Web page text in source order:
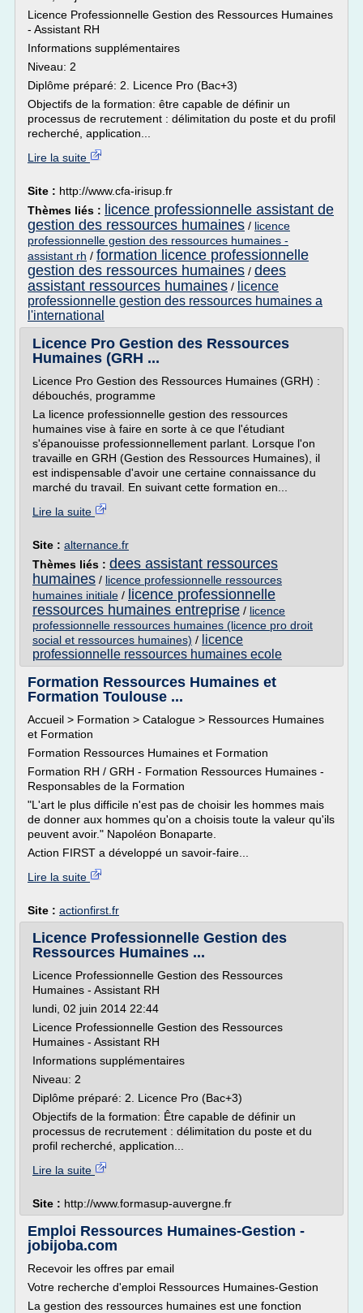
Licence Professionnelle Gestion des Ressources Humaines
- Assistant RH
Informations supplémentaires
Niveau: 2
Diplôme préparé: 2. Licence Pro (Bac+3)
Objectifs de la formation: être capable de définir un
processus de recrutement : délimitation du poste et du profil
recherché, application...
Lire la suite
Site : http://www.cfa-irisup.fr
Thèmes liés :
licence professionnelle assistant de
gestion des ressources humaines / licence
professionnelle gestion des ressources humaines -
assistant rh / formation licence professionnelle
gestion des ressources humaines / dees
assistant ressources humaines / licence
professionnelle gestion des ressources humaines a
l'international
Licence Pro Gestion des Ressources
Humaines (GRH ...
Licence Pro Gestion des Ressources Humaines (GRH) :
débouchés, programme
La licence professionnelle gestion des ressources
humaines vise à faire en sorte à ce que l'étudiant
s'épanouisse professionnellement parlant. Lorsque l'on
travaille en GRH (Gestion des Ressources Humaines), il
est indispensable d'avoir une certaine connaissance du
marché du travail. En suivant cette formation en...
Lire la suite
Site : alternance.fr
Thèmes liés : dees assistant ressources
humaines / licence professionnelle ressources
humaines initiale / licence professionnelle
ressources humaines entreprise / licence
professionnelle ressources humaines (licence pro droit
social et ressources humaines) / licence
professionnelle ressources humaines ecole
Formation Ressources Humaines et
Formation Toulouse ...
Accueil > Formation > Catalogue > Ressources Humaines
et Formation
Formation Ressources Humaines et Formation
Formation RH / GRH - Formation Ressources Humaines -
Responsables de la Formation
"L'art le plus difficile n'est pas de choisir les hommes mais
de donner aux hommes qu'on a choisis toute la valeur qu'ils
peuvent avoir." Napoléon Bonaparte.
Action FIRST a développé un savoir-faire...
Lire la suite
Site : actionfirst.fr
Licence Professionnelle Gestion des
Ressources Humaines ...
Licence Professionnelle Gestion des Ressources
Humaines - Assistant RH
lundi, 02 juin 2014 22:44
Licence Professionnelle Gestion des Ressources
Humaines - Assistant RH
Informations supplémentaires
Niveau: 2
Diplôme préparé: 2. Licence Pro (Bac+3)
Objectifs de la formation: Être capable de définir un
processus de recrutement : délimitation du poste et du
profil recherché, application...
Lire la suite
Site : http://www.formasup-auvergne.fr
Emploi Ressources Humaines-Gestion -
jobijoba.com
Recevoir les offres par email
Votre recherche d'emploi Ressources Humaines-Gestion
La gestion des ressources humaines est une fonction